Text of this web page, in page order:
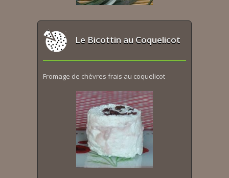
Le Bicottin au Coquelicot
Fromage de chèvres frais au coquelicot